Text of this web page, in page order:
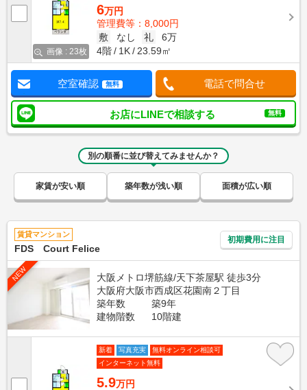
画像 : 23枚
6万円
管理費等：8,000円
敷
なし 礼
6万
4階
1K 23.59㎡
空室確認 無料 電話で問合せ
お店にLINEで相談する 無料
別の順番に並び替えてみませんか？
家賃が安い順 築年数が浅い順 面積が広い順
賃貸マンション
FDS Court Felice
初期費用に注目
NEW
大阪メトロ堺筋線/天下茶屋駅 徒歩3分
大阪府大阪市西成区花園南２丁目
築年数
築9年
建物階数
10階建
新着 写真充実
無料オンライン相談可
インターネット無料
5.9万円